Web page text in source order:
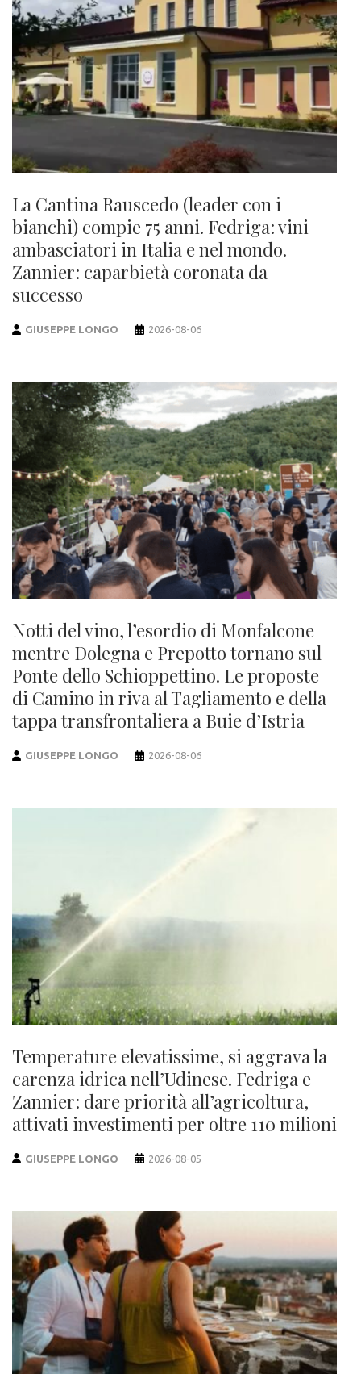
La Cantina Rauscedo (leader con i
bianchi) compie 75 anni. Fedriga: vini
ambasciatori in Italia e nel mondo.
Zannier: caparbietà coronata da
successo
GIUSEPPE LONGO 2026-08-06
Notti del vino, l’esordio di Monfalcone
mentre Dolegna e Prepotto tornano sul
Ponte dello Schioppettino. Le proposte
di Camino in riva al Tagliamento e della
tappa transfrontaliera a Buie d’Istria
GIUSEPPE LONGO 2026-08-06
Temperature elevatissime, si aggrava la
carenza idrica nell’Udinese. Fedriga e
Zannier: dare priorità all’agricoltura,
attivati investimenti per oltre 110 milioni
GIUSEPPE LONGO 2026-08-05